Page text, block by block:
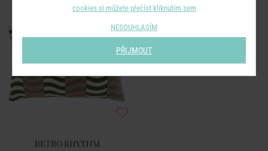
RETRO RHYTHM
cookies si můžete přečíst kliknutím sem
NESOUHLASÍM
PŘIJMOUT